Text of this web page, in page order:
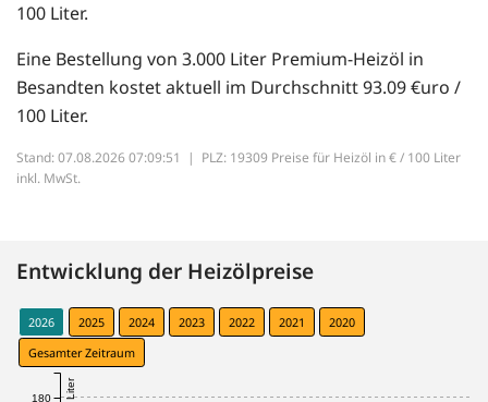
100 Liter.
Eine Bestellung von 3.000 Liter Premium-Heizöl in
Besandten kostet aktuell im Durchschnitt 93.09 €uro /
100 Liter.
Stand: 07.08.2026 07:09:51 | PLZ: 19309 Preise für Heizöl in € / 100 Liter
inkl. MwSt.
Entwicklung der Heizölpreise
2026 2025 2024 2023 2022 2021
2020
Gesamter Zeitraum
180